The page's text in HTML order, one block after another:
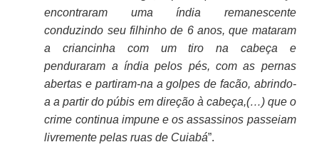
encontraram uma índia remanescente
conduzindo seu filhinho de 6 anos, que mataram
a criancinha com um tiro na cabeça e
penduraram a índia pelos pés, com as pernas
abertas e partiram-na a golpes de facão, abrindo-
a a partir do púbis em direção à cabeça,(…) que o
crime continua impune e os assassinos passeiam
livremente pelas ruas de Cuiabá”.